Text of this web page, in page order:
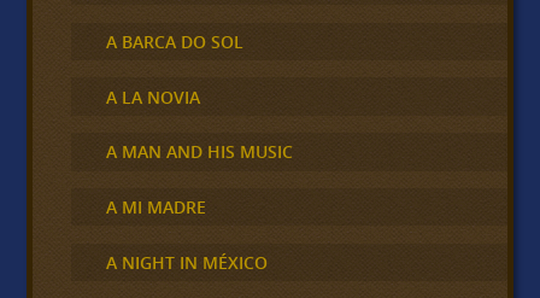
A BARCA DO SOL
A LA NOVIA
A MAN AND HIS MUSIC
A MI MADRE
A NIGHT IN MÉXICO